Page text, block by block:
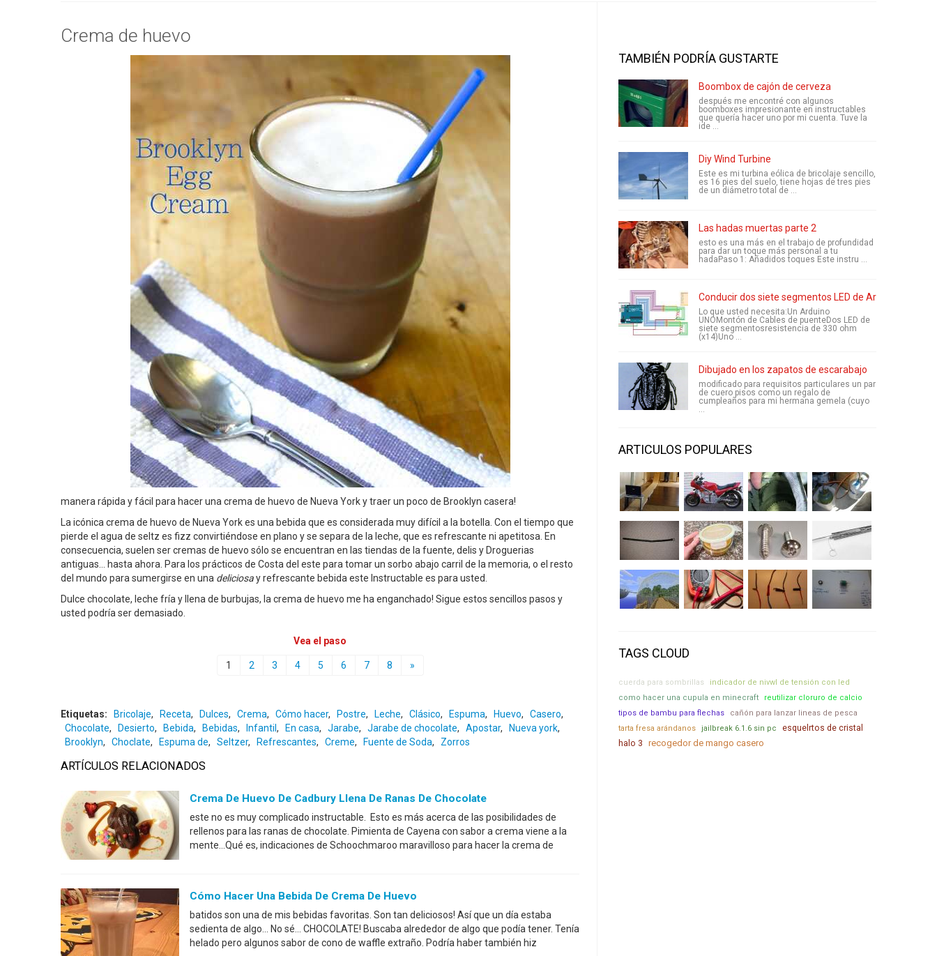
Crema de huevo
manera rápida y fácil para hacer una crema de huevo de Nueva York y traer un poco de Brooklyn casera!
La icónica crema de huevo de Nueva York es una bebida que es considerada muy difícil a la botella. Con el tiempo que
pierde el agua de seltz es fizz convirtiéndose en plano y se separa de la leche, que es refrescante ni apetitosa. En
consecuencia, suelen ser cremas de huevo sólo se encuentran en las tiendas de la fuente, delis y Droguerias
antiguas... hasta ahora. Para los prácticos de Costa del este para tomar un sorbo abajo carril de la memoria, o el resto
del mundo para sumergirse en una deliciosay refrescante bebida este Instructable es para usted.
Dulce chocolate, leche fría y llena de burbujas, la crema de huevo me ha enganchado! Sigue estos sencillos pasos y
usted podría ser demasiado.
Vea el paso
1 2 3 4 5 6 7 8 »
Etiquetas: Bricolaje, Receta, Dulces, Crema, Cómo hacer, Postre, Leche, Clásico, Espuma, Huevo, Casero,
Chocolate, Desierto, Bebida, Bebidas, Infantil , En casa, Jarabe, Jarabe de chocolate, Apostar, Nueva york,
Brooklyn, Choclate, Espuma de, Seltzer, Refrescantes, Creme, Fuente de Soda, Zorros
ARTÍCULOS RELACIONADOS
Crema De Huevo De Cadbury Llena De Ranas De Chocolate
este no es muy complicado instructable. Esto es más acerca de las posibilidades de
rellenos para las ranas de chocolate. Pimienta de Cayena con sabor a crema viene a la
mente...Qué es, indicaciones de Schoochmaroo maravilloso para hacer la crema de
Cómo Hacer Una Bebida De Crema De Huevo
batidos son una de mis bebidas favoritas. Son tan deliciosos! Así que un día estaba
sedienta de algo... No sé... CHOCOLATE! Buscaba alrededor de algo que podía tener. Tenía
helado pero algunos sabor de cono de waffle extraño. Podría haber también hiz
TAMBIÉN PODRÍA GUSTARTE
Boombox de cajón de cerveza
después me encontré con algunos
boomboxes impresionante en instructables
que quería hacer uno por mi cuenta. Tuve la
ide ...
Diy Wind Turbine
Este es mi turbina eólica de bricolaje sencillo,
es 16 pies del suelo, tiene hojas de tres pies
de un diámetro total de ...
Las hadas muertas parte 2
esto es una más en el trabajo de profundidad
para dar un toque más personal a tu
hadaPaso 1: Añadidos toques Este instru ...
Conducir dos siete segmentos LED de Arduino
Lo que usted necesita:Un Arduino
UNOMontón de Cables de puenteDos LED de
siete segmentosresistencia de 330 ohm
(x14)Uno ...
Dibujado en los zapatos de escarabajo
modificado para requisitos particulares un par
de cuero pisos como un regalo de
cumpleaños para mi hermana gemela (cuyo
...
ARTICULOS POPULARES
TAGS CLOUD
cuerda para sombrillas
indicador de nivwl de tensión con led
como hacer una cupula en minecraft
reutilizar cloruro de calcio
tipos de bambu para flechas
cañón para lanzar lineas de pesca
tarta fresa arándanos
jailbreak 6.1.6 sin pc
esquelrtos de cristal
halo 3
recogedor de mango casero